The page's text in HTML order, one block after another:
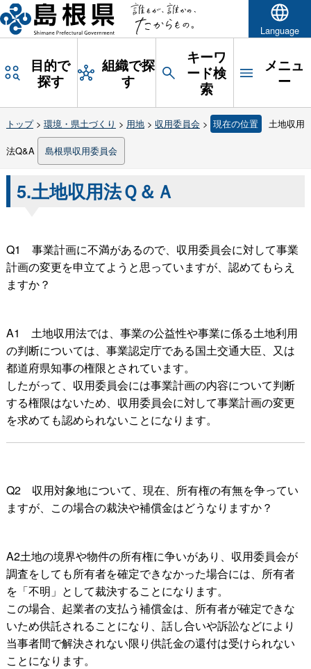
Language
目的で
探す
組織で探
す
キーワ
ード検
索
メニュ
ー
トップ> 環境・県土づくり > 用地> 収用委員会 > 現在の位置 土地収用
法Q&A 島根県収用委員会
5.土地収用法Ｑ＆Ａ
Q1 事業計画に不満があるので、収用委員会に対して事業
計画の変更を申立てようと思っていますが、認めてもらえ
ますか？
A1 土地収用法では、事業の公益性や事業に係る土地利用
の判断については、事業認定庁である国土交通大臣、又は
都道府県知事の権限とされています。
したがって、収用委員会には事業計画の内容について判断
する権限はないため、収用委員会に対して事業計画の変更
を求めても認められないことになります。
Q2 収用対象地について、現在、所有権の有無を争ってい
ますが、この場合の裁決や補償金はどうなりますか？
A2土地の境界や物件の所有権に争いがあり、収用委員会が
調査をしても所有者を確定できなかった場合には、所有者
を「不明」として裁決することになります。
この場合、起業者の支払う補償金は、所有者が確定できな
いため供託されることになり、話し合いや訴訟などにより
当事者間で解決されない限り供託金の還付は受けられない
ことになります。